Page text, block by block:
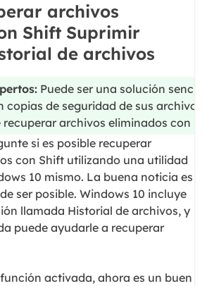
archivos
Shift Suprimir
de archivos
Puede ser una solución
copias de seguridad de sus
archivos eliminados con
si es posible recuperar
con Shift utilizando una utilidad
10 mismo. La buena noticia es
ser posible. Windows 10 incluye
llamada Historial de archivos, y
puede ayudarle a recuperar
activada, ahora es un buen